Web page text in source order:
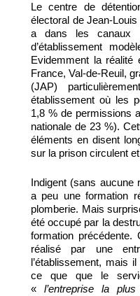
Le centre de
électoral de Jean-
a dans les canaux
d’établissement
Evidemment la
France, Val-de-Reuil,
(JAP)
établissement où les
1,8 % de permissions
nationale de 23 %).
éléments en disent
sur la prison circulent
Indigent (sans aucune
a peu une formation
plomberie. Mais
été occupé par la
formation
réalisé par une
l’établissement, mais
ce que que le
« l’entreprise la